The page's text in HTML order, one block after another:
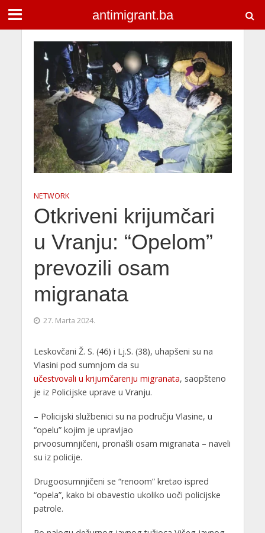
antimigrant.ba
NETWORK
Otkriveni krijumčari
u Vranju: “Opelom”
prevozili osam
migranata
27. Marta 2024.
Leskovčani Ž. S. (46) i Lj.S. (38), uhapšeni su na
Vlasini pod sumnjom da su
učestvovali u krijumčarenju migranata, saopšteno
je iz Policijske uprave u Vranju.
– Policijski službenici su na području Vlasine, u
“opelu” kojim je upravljao
prvoosumnjičeni, pronašli osam migranata – naveli
su iz policije.
Drugoosumnjičeni se “renoom” kretao ispred
“opela”, kako bi obavestio ukoliko uoči policijske
patrole.